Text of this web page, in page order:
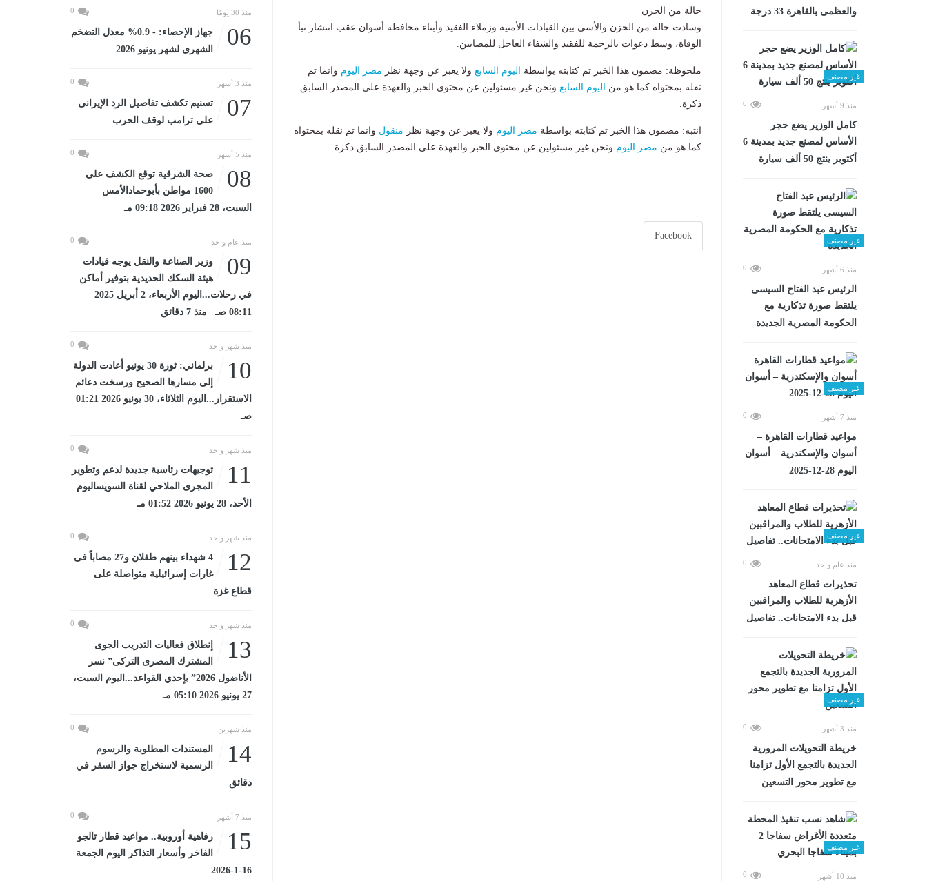
والعظمى بالقاهرة 33 درجة
غير مصنف
منذ 9 أشهر 0
كامل الوزير يضع حجر
الأساس لمصنع جديد بمدينة 6
أكتوبر ينتج 50 ألف سيارة
غير مصنف
منذ 6 أشهر 0
الرئيس عبد الفتاح السيسى
يلتقط صورة تذكارية مع
الحكومة المصرية الجديدة
غير مصنف
منذ 7 أشهر 0
مواعيد قطارات القاهرة –
أسوان والإسكندرية – أسوان
اليوم 28-12-2025
غير مصنف
منذ عام واحد 0
تحذيرات قطاع المعاهد
الأزهرية للطلاب والمراقبين
قبل بدء الامتحانات.. تفاصيل
غير مصنف
منذ 3 أشهر 0
خريطة التحويلات المرورية
الجديدة بالتجمع الأول تزامنا
مع تطوير محور التسعين
غير مصنف
منذ 10 أشهر 0
حالة من الحزن
وسادت حالة من الحزن والأسى بين القيادات الأمنية وزملاء الفقيد وأبناء محافظة أسوان عقب انتشار نبأ
الوفاة، وسط دعوات بالرحمة للفقيد والشفاء العاجل للمصابين.
ملحوظة: مضمون هذا الخبر تم كتابته بواسطة اليوم السابع ولا يعبر عن وجهة نظر مصر اليوم وانما تم
نقله بمحتواه كما هو من
اليوم السابع ونحن غير مسئولين عن محتوى الخبر والعهدة علي المصدر السابق
ذكرة.
انتبه: مضمون هذا الخبر تم كتابته بواسطة مصر اليوم ولا يعبر عن وجهة نظر منقول وانما تم نقله بمحتواه
كما هو من مصر اليوم ونحن غير مسئولين عن محتوى الخبر والعهدة علي المصدر السابق ذكرة.
Facebook
منذ 30 يومًا 0
06
جهاز الإحصاء: - 0.9% معدل التضخم
الشهرى لشهر يونيو 2026
منذ 3 أشهر 0
07
تسنيم تكشف تفاصيل الرد الإيرانى
على ترامب لوقف الحرب
منذ 5 أشهر 0
08
صحة الشرقية توقع الكشف على
1600 مواطن بأبوحمادالأمس
السبت، 28 فبراير 2026 09:18 مـ
منذ عام واحد 0
09
وزير الصناعة والنقل يوجه قيادات
هيئة السكك الحديدية بتوفير أماكن
في رحلات...اليوم الأربعاء، 2 أبريل 2025
08:11 صـ منذ 7 دقائق
منذ شهر واحد 0
10
برلماني: ثورة 30 يونيو أعادت الدولة
إلى مسارها الصحيح ورسخت دعائم
الاستقرار...اليوم الثلاثاء، 30 يونيو 2026 01:21
صـ
منذ شهر واحد 0
11
توجيهات رئاسية جديدة لدعم وتطوير
المجرى الملاحي لقناة السويساليوم
الأحد، 28 يونيو 2026 01:52 مـ
منذ شهر واحد 0
12
4 شهداء بينهم طفلان و27 مصاباً فى
غارات إسرائيلية متواصلة على
قطاع غزة
منذ شهر واحد 0
13
إنطلاق فعاليات التدريب الجوى
المشترك المصرى التركى” نسر
الأناضول 2026” بإحدي القواعد...اليوم السبت،
27 يونيو 2026 05:10 مـ
منذ شهرين 0
14
المستندات المطلوبة والرسوم
الرسمية لاستخراج جواز السفر في
دقائق
منذ 7 أشهر 0
15
رفاهية أوروبية.. مواعيد قطار تالجو
الفاخر وأسعار التذاكر اليوم الجمعة
16-1-2026